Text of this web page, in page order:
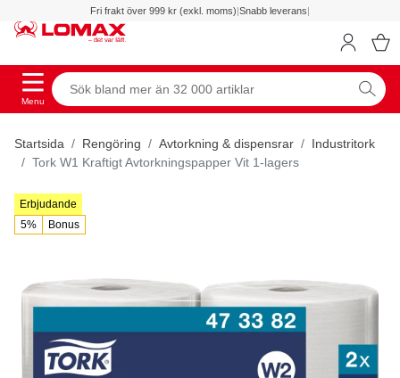
Fri frakt över 999 kr (exkl. moms)|Snabb leverans|
Menu
Startsida Rengöring Avtorkning & dispensrar
Industritork
Tork W1 Kraftigt Avtorkningspapper Vit 1-lagers
Erbjudande
5%
Bonus